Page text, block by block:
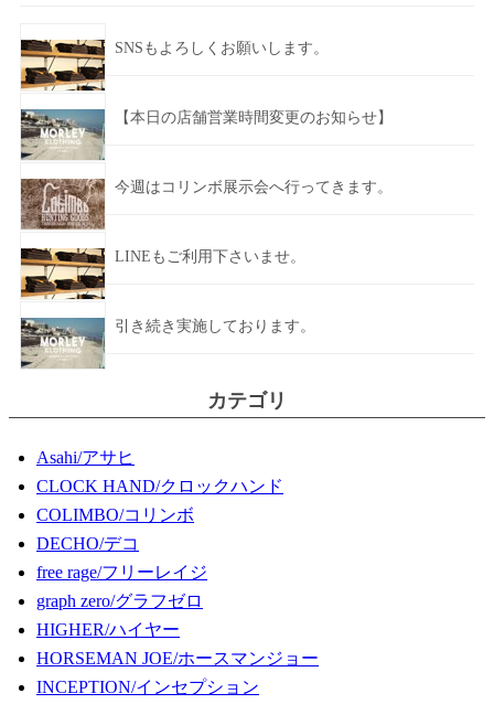
SNSもよろしくお願いします。
【本日の店舗営業時間変更のお知らせ】
今週はコリンボ展示会へ行ってきます。
LINEもご利用下さいませ。
引き続き実施しております。
カテゴリ
Asahi/アサヒ
CLOCK HAND/クロックハンド
COLIMBO/コリンボ
DECHO/デコ
free rage/フリーレイジ
graph zero/グラフゼロ
HIGHER/ハイヤー
HORSEMAN JOE/ホースマンジョー
INCEPTION/インセプション